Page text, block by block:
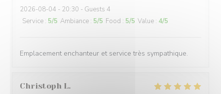
2026-08-04 - 20:30 - Guests 4
Service : 5/5 Ambiance : 5/5 Food : 5/5 Value : 4/5
Emplacement enchanteur et service très sympathique.
Christoph L